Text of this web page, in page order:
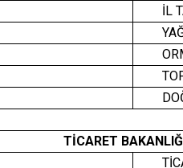
İL
TİCARET